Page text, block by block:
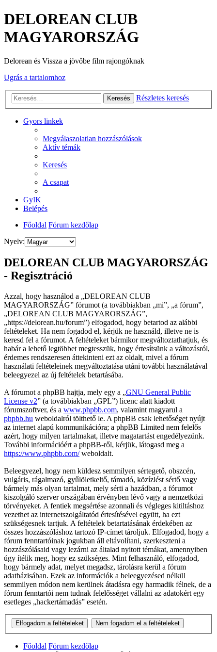
DELOREAN CLUB
MAGYARORSZÁG
Delorean és Vissza a jövőbe film rajongóknak
Ugrás a tartalomhoz
Keresés Részletes keresés
Gyors linkek
Megválaszolatlan hozzászólások
Aktív témák
Keresés
A csapat
GyIK
Belépés
Főoldal Fórum kezdőlap
Nyelv:
DELOREAN CLUB MAGYARORSZÁG
- Regisztráció
Azzal, hogy használod a „DELOREAN CLUB
MAGYARORSZÁG” fórumot (a továbbiakban „mi”, „a fórum”,
„DELOREAN CLUB MAGYARORSZÁG”,
„https://delorean.hu/forum”) elfogadod, hogy betartod az alábbi
feltételeket. Ha nem fogadod el, kérjük ne használd, illetve ne is
keresd fel a fórumot. A feltételeket bármikor megváltoztathatjuk, és
habár a lehető legtöbbet megtesszük, hogy értesítsünk a változásról,
érdemes rendszeresen áttekinteni ezt az oldalt, mivel a fórum
használati feltételeinek megváltoztatása utáni további használatával
beleegyezel az új feltételek betartásába.
A fórumot a phpBB hajtja, mely egy a „GNU General Public
License v2” (a továbbiakban „GPL”) licenc alatt kiadott
fórumszoftver, és a www.phpbb.com, valamint magyarul a
phpbb.hu weboldalról tölthető le. A phpBB csak lehetőséget nyújt
az internet alapú kommunikációra; a phpBB Limited nem felelős
azért, hogy milyen tartalmakat, illetve magatartást engedélyezünk.
További információért a phpBB-ről, kérjük, látogasd meg a
https://www.phpbb.com/weboldalt.
Beleegyezel, hogy nem küldesz semmilyen sértegető, obszcén,
vulgáris, rágalmazó, gyűlöletkeltő, támadó, közízlést sértő vagy
bármely más olyan tartalmat, mely sérti a hazádban, a fórumot
kiszolgáló szerver országában érvényben lévő vagy a nemzetközi
törvényeket. A fentiek megsértése azonnali és végleges kitiltáshoz
vezethet az internetszolgáltatód értesítésével együtt, ha ezt
szükségesnek tartjuk. A feltételek betartatásának érdekében az
összes hozzászóláshoz tartozó IP-címet tároljuk. Elfogadod, hogy a
fórum fenntartóinak jogukban áll eltávolítani, szerkeszteni a
hozzászólásaid vagy lezárni az általad nyitott témákat, amennyiben
úgy ítélik meg, hogy ez szükséges. Mint felhasználó, elfogadod,
hogy bármely adat, melyet megadsz, tárolásra kerül a fórum
adatbázisában. Ezek az információk a beleegyezésed nélkül
semmilyen módon nem kerülnek átadásra egy harmadik félnek, de a
fórum fenntartói nem tudnak felelősséget vállalni az adatokért egy
esetleges „hackertámadás” esetén.
Főoldal Fórum kezdőlap